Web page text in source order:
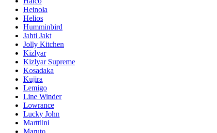
Heinola
Helios
Humminbird
Jahti Jakt
Jolly Kitchen
Kizlyar
Kizlyar Supreme
Kosadaka
Kujira
Lemigo
Line Winder
Lowrance
Lucky John
Marttiini
Maruto